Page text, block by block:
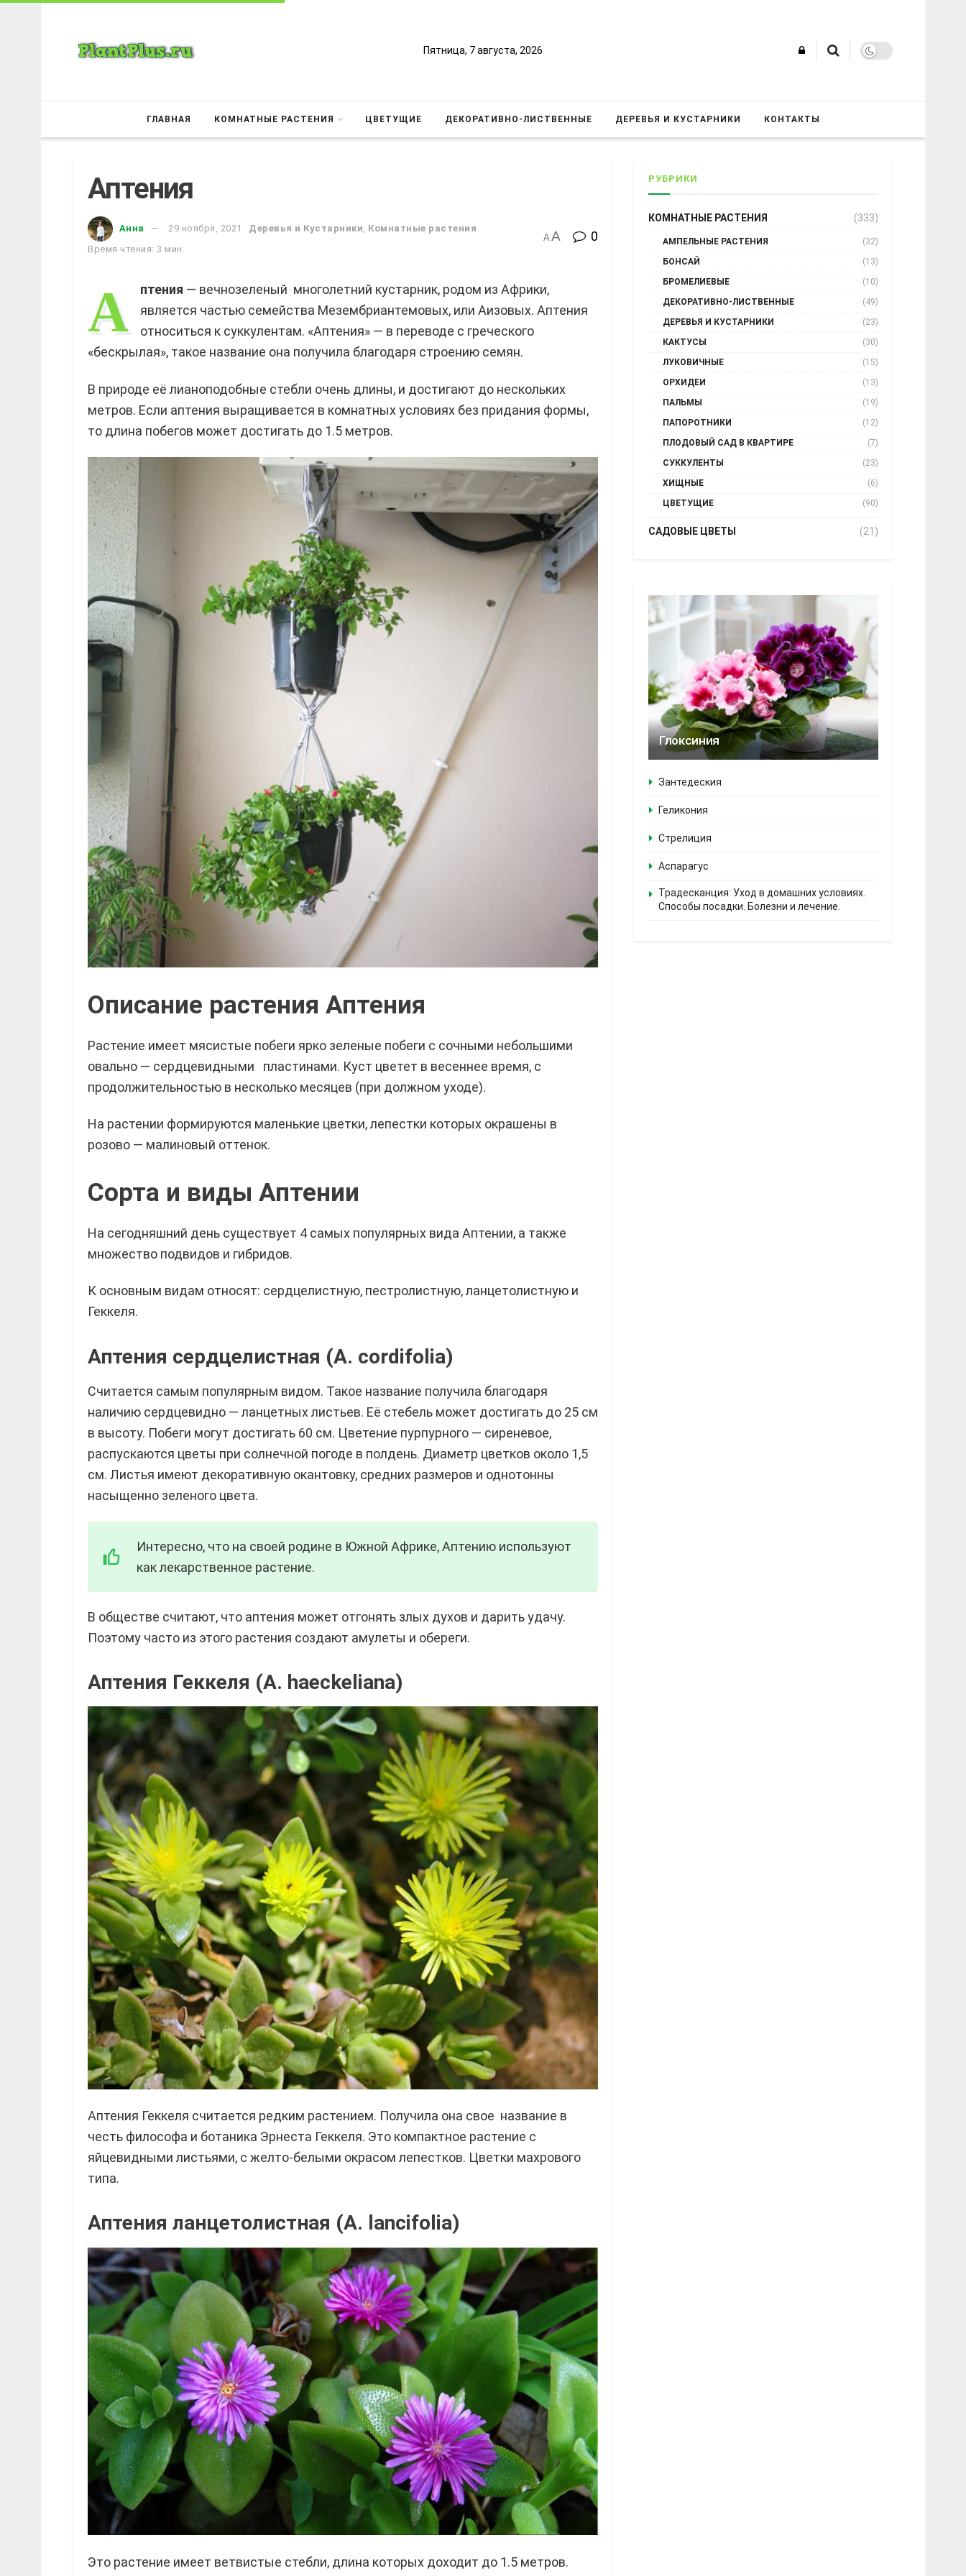
Пятница, 7 августа, 2026
ГЛАВНАЯ КОМНАТНЫЕ РАСТЕНИЯ ЦВЕТУЩИЕ ДЕКОРАТИВНО-ЛИСТВЕННЫЕ ДЕРЕВЬЯ И КУСТАРНИКИ КОНТАКТЫ
Аптения
Анна 29 ноября, 2021 Деревья и Кустарники Комнатные растения
Время чтения: 3 мин.
A A 0
А птения — вечнозеленый многолетний кустарник, родом из Африки,
является частью семейства Мезембриантемовых, или Аизовых. Аптения
относиться к суккулентам. «Аптения» — в переводе с греческого
«бескрылая», такое название она получила благодаря строению семян.
В природе её лианоподобные стебли очень длины, и достигают до нескольких
метров. Если аптения выращивается в комнатных условиях без придания формы,
то длина побегов может достигать до 1.5 метров.
Описание растения Аптения
Растение имеет мясистые побеги ярко зеленые побеги с сочными небольшими
овально — сердцевидными пластинами. Куст цветет в весеннее время, с
продолжительностью в несколько месяцев (при должном уходе).
На растении формируются маленькие цветки, лепестки которых окрашены в
розово — малиновый оттенок.
Сорта и виды Аптении
На сегодняшний день существует 4 самых популярных вида Аптении, а также
множество подвидов и гибридов.
К основным видам относят: сердцелистную, пестролистную, ланцетолистную и
Геккеля.
Аптения сердцелистная (A. cordifolia)
Считается самым популярным видом. Такое название получила благодаря
наличию сердцевидно — ланцетных листьев. Её стебель может достигать до 25 см
в высоту. Побеги могут достигать 60 см. Цветение пурпурного — сиреневое,
распускаются цветы при солнечной погоде в полдень. Диаметр цветков около 1,5
см. Листья имеют декоративную окантовку, средних размеров и однотонны
насыщенно зеленого цвета.
Интересно, что на своей родине в Южной Африке, Аптению используют
как лекарственное растение.
В обществе считают, что аптения может отгонять злых духов и дарить удачу.
Поэтому часто из этого растения создают амулеты и обереги.
Аптения Геккеля (A. haeckeliana)
Аптения Геккеля считается редким растением. Получила она свое название в
честь философа и ботаника Эрнеста Геккеля. Это компактное растение с
яйцевидными листьями, с желто-белыми окрасом лепестков. Цветки махрового
типа.
Аптения ланцетолистная (A. lancifolia)
Это растение имеет ветвистые стебли, длина которых доходит до 1.5 метров.
РУБРИКИ
КОМНАТНЫЕ РАСТЕНИЯ (333)
АМПЕЛЬНЫЕ РАСТЕНИЯ
(32)
БОНСАЙ
(13)
БРОМЕЛИЕВЫЕ
(10)
ДЕКОРАТИВНО-ЛИСТВЕННЫЕ
(49)
ДЕРЕВЬЯ И КУСТАРНИКИ
(23)
КАКТУСЫ
(30)
ЛУКОВИЧНЫЕ
(15)
ОРХИДЕИ
(13)
ПАЛЬМЫ
(19)
ПАПОРОТНИКИ
(12)
ПЛОДОВЫЙ САД В КВАРТИРЕ
(7)
СУККУЛЕНТЫ
(23)
ХИЩНЫЕ
(6)
ЦВЕТУЩИЕ
(90)
САДОВЫЕ ЦВЕТЫ (21)
Глоксиния
Зантедеския
Геликония
Стрелиция
Аспарагус
Традесканция: Уход в домашних условиях.
Способы посадки. Болезни и лечение.